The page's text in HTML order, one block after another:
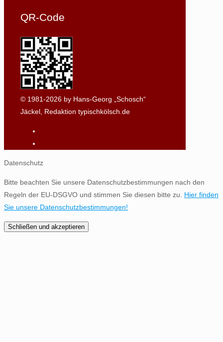
QR-Code
© 1981-2026 by Hans-Georg „Schosch“
Jäckel, Redaktion typischkölsch.de
Datenschutz
Bitte beachten Sie unsere Datenschutzbestimmungen nach den
Regeln der EU-DSGVO und stimmen Sie diesen bitte zu. Hier finden
Sie unsere Datenschutzbestimmungen!
Schließen und akzeptieren